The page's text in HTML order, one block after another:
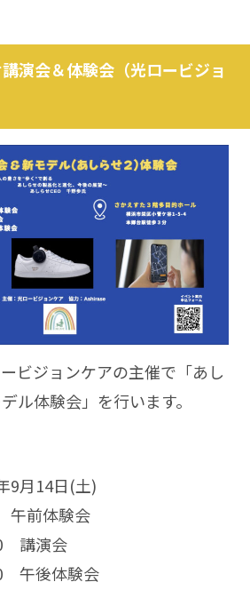
演会＆体験会（光ロービジョ
ビジョンケアの主催で「あし
ル体験会」を行います。
9月14日(土)
前体験会
講演会
午後体験会